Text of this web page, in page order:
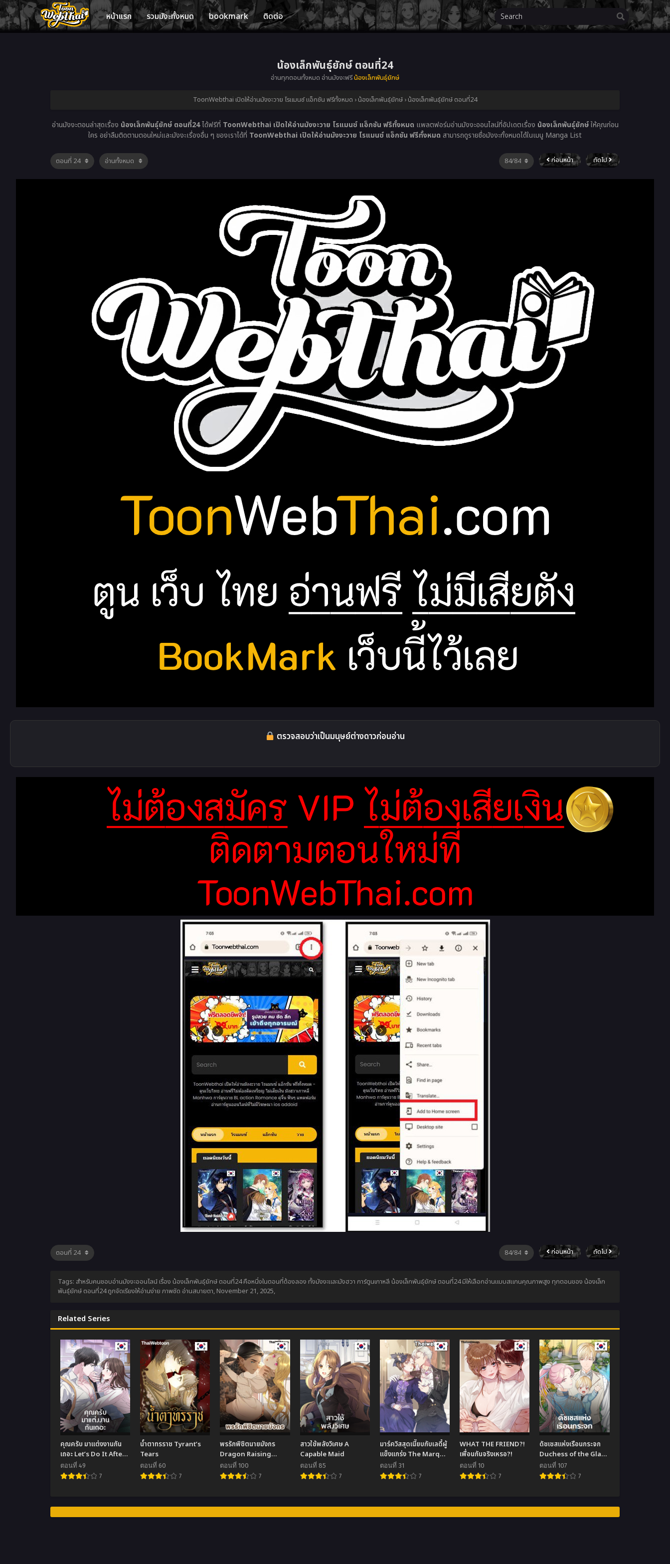
หน้าแรก รวมมังะทั้งหมด bookmark ติดต่อ
น้องเล็กพันธุ์ยักษ์ ตอนที่24
อ่านทุกตอนทั้งหมด อ่านมังงะฟรีน้องเล็กพันธุ์ยักษ์
ToonWebthai เปิดให้อ่านมังงะวาย โรแมนซ์ แอ็กชัน ฟรีทั้งหมด › น้องเล็กพันธุ์ยักษ์ › น้องเล็กพันธุ์ยักษ์ ตอนที่24
อ่านมังงะตอนล่าสุดเรื่อง น้องเล็กพันธุ์ยักษ์ ตอนที่24ได้ฟรีที่ ToonWebthai เปิดให้อ่านมังงะวาย โรแมนซ์ แอ็กชัน ฟรีทั้งหมด แพลตฟอร์มอ่านมังงะออนไลน์ที่อัปเดตเรื่อง น้องเล็กพันธุ์ยักษ์ให้คุณก่อน
ใคร อย่าลืมติดตามตอนใหม่และมังงะเรื่องอื่น ๆ ของเราได้ที่ ToonWebthai เปิดให้อ่านมังงะวาย โรแมนซ์ แอ็กชัน ฟรีทั้งหมด สามารถดูรายชื่อมังงะทั้งหมดได้ในเมนู Manga List
ก่อนหน้า ถัดไป
ตรวจสอบว่าเป็นมนุษย์ต่างดาวก่อนอ่าน
ก่อนหน้า ถัดไป
Tags: สำหรับคนชอบอ่านมังงะออนไลน์ เรื่อง น้องเล็กพันธุ์ยักษ์ ตอนที่24 คือหนึ่งในตอนที่ต้องลอง ทั้งมังงะและมังฮวา การ์ตูนเกาหลี น้องเล็กพันธุ์ยักษ์ ตอนที่24 มีให้เลือกอ่านแบบสแกนคุณภาพสูง ทุกตอนของ น้องเล็ก
พันธุ์ยักษ์ ตอนที่24 ถูกจัดเรียงให้อ่านง่าย ภาพชัด อ่านสบายตา, November 21, 2025,
Related Series
คุณครับ มาแต่งงานกัน
เถอะ Let’s Do It After
We Marry
ตอนที่ 49
7
น้ำตาทรราช Tyrant’s
Tears
ตอนที่ 60
7
พรรักพิชิตนายมังกร
Dragon Raising
Manual
ตอนที่ 100
7
สาวใช้พลังวิเศษ A
Capable Maid
ตอนที่ 85
7
มาร์ควิสสุดเนี๊ยบกับเลดี้ผู้
แข็งแกร่ง The Marquis
and the Iron Wall
Lady (R+)
ตอนที่ 31
7
WHAT THE FRIEND?!
เพื่อนกันจริงเหรอ?!
ตอนที่ 10
7
ดัชเชสแห่งเรือนกระจก
Duchess of the Glass
House
ตอนที่ 107
7